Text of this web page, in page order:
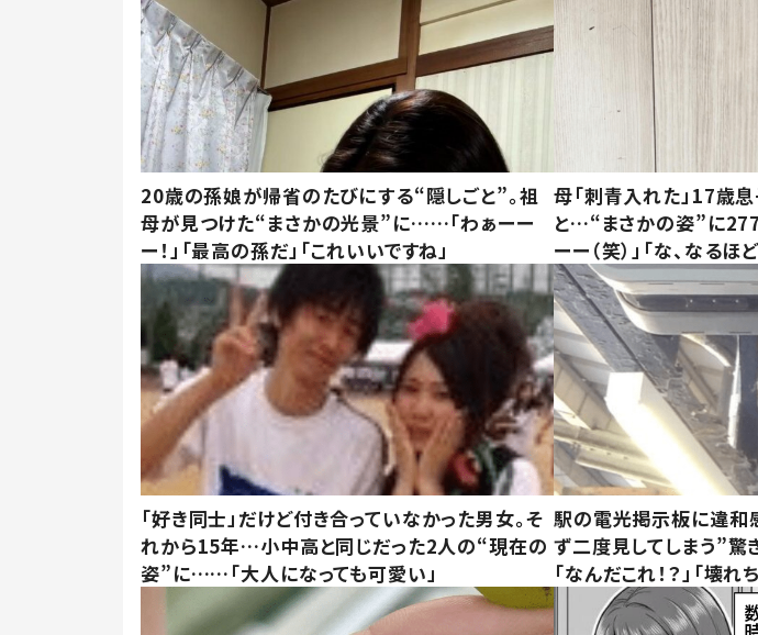
20歳の孫娘が帰省のたびにする“隠しごと”。祖
母が見つけた“まさかの光景”に……「わぁーー
ー！」「最高の孫だ」「これいいですね」
母「刺青入れた」17歳息
と…“まさかの姿”に
ーー（笑）」「な、なるほど
「好き同士」だけど付き合っていなかった男女。そ
れから15年…小中高と同じだった2人の“現在の
姿”に……「大人になっても可愛い」
駅の電光掲示板に違
ず二度見してしまう”
「なんだこれ！？」「壊れ